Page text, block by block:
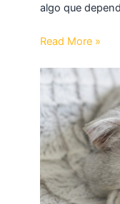
algo que
Read More »